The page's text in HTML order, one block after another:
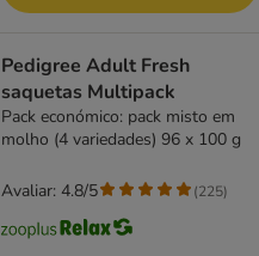
Pedigree Adult Fresh
saquetas Multipack
Pack económico: pack misto em
molho (4 variedades) 96 x 100 g
Avaliar: 4.8/5 (225)